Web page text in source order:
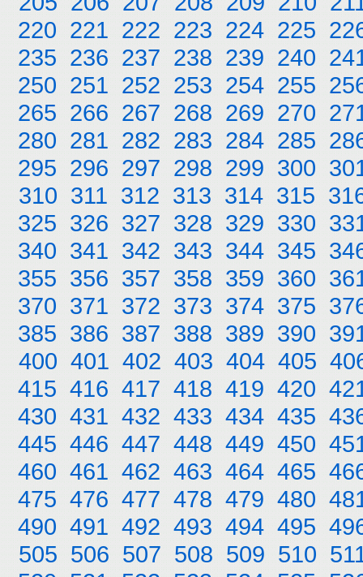
220 221 222 223 224 225
235 236 237 238 239 240
250 251 252 253 254 255
265 266 267 268 269 270
280 281 282 283 284 285
295 296 297 298 299 300
310 311 312 313 314 315
325 326 327 328 329 330
340 341 342 343 344 345
355 356 357 358 359 360
370 371 372 373 374 375
385 386 387 388 389 390
400 401 402 403 404 405
415 416 417 418 419 420
430 431 432 433 434 435
445 446 447 448 449 450
460 461 462 463 464 465
475 476 477 478 479 480
490 491 492 493 494 495
505 506 507 508 509 510